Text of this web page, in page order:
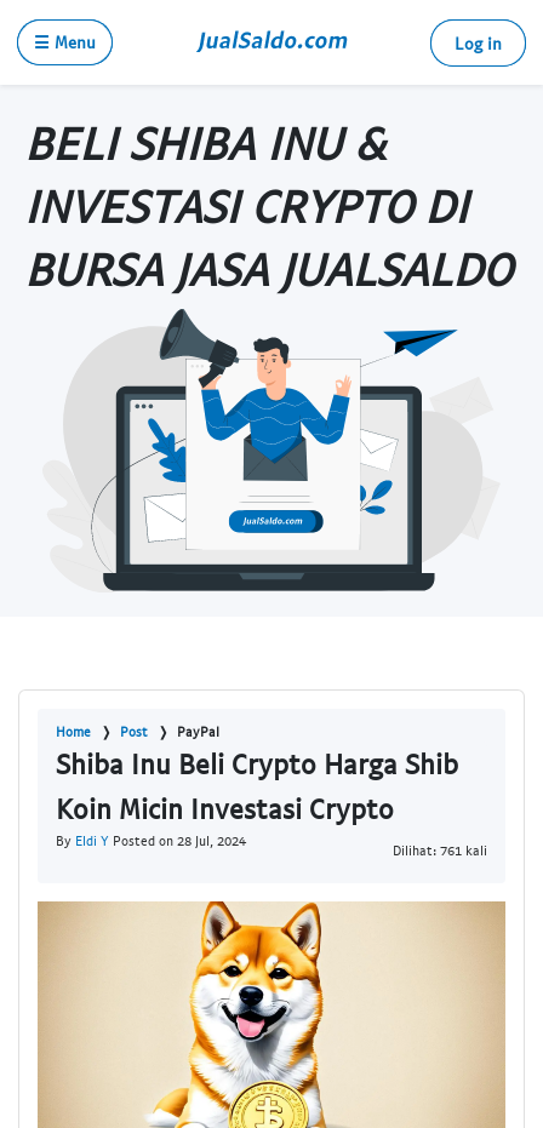
☰ Menu Log in
BELI SHIBA INU &
INVESTASI CRYPTO DI
BURSA JASA JUALSALDO
Home Post PayPal
Shiba Inu Beli Crypto Harga Shib
Koin Micin Investasi Crypto
By Eldi Y Posted on 28 Jul, 2024
Dilihat: 761 kali